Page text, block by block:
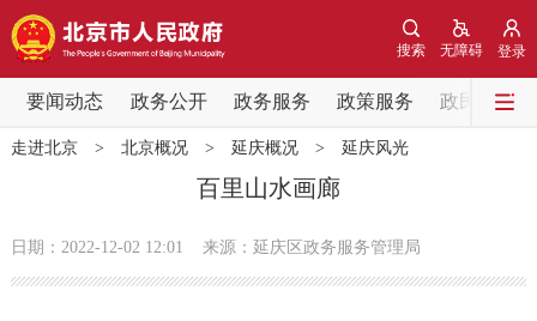
登录
无障碍
搜索
要闻动态 政务公开 政务服务 政策服务 政民互动
要闻动态
党中央精神 国务院信息 中央部委动态
走进北京> 北京概况> 延庆概况> 延庆风光
百里山水画廊
日期：2022-12-02 12:01 来源：延庆区政务服务管理局